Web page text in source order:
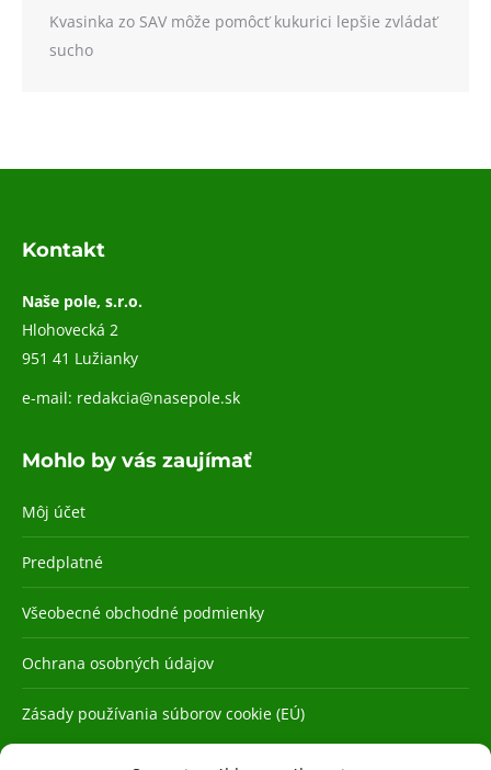
Kvasinka zo SAV môže pomôcť kukurici lepšie zvládať
sucho
Kontakt
Naše pole, s.r.o.
Hlohovecká 2
951 41 Lužianky
e-mail: redakcia@nasepole.sk
Mohlo by vás zaujímať
Môj účet
Predplatné
Všeobecné obchodné podmienky
Ochrana osobných údajov
Zásady používania súborov cookie (EÚ)